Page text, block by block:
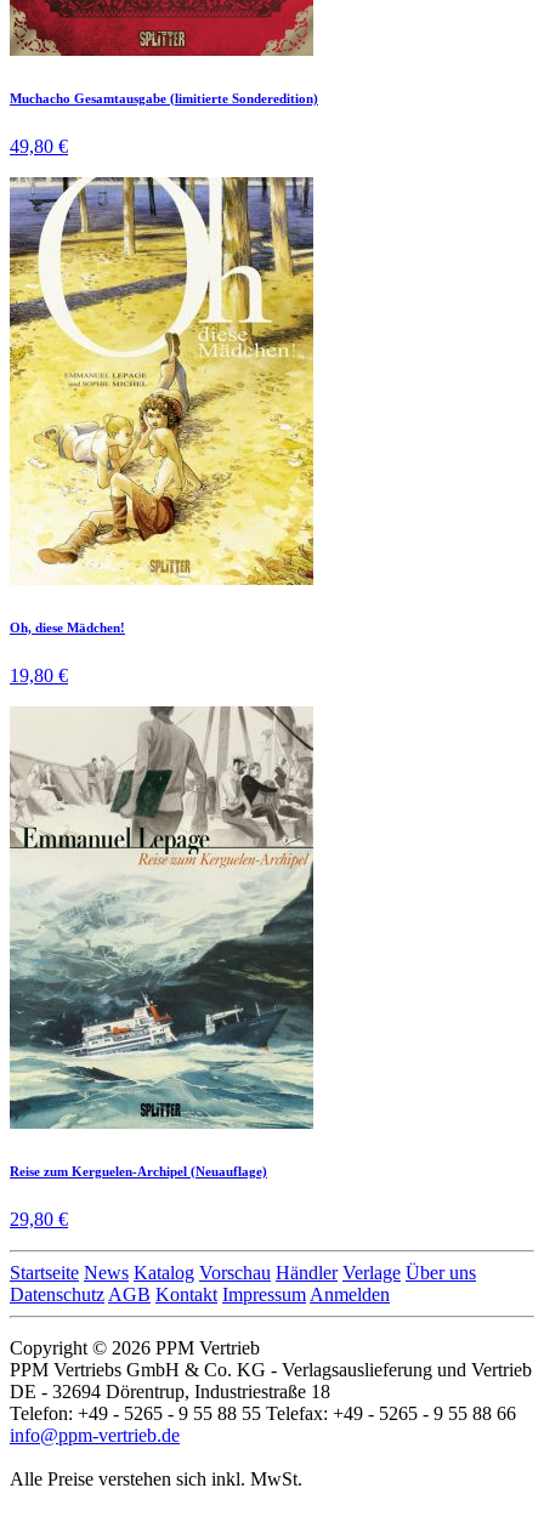
Muchacho Gesamtausgabe (limitierte Sonderedition)
49,80 €
Oh, diese Mädchen!
19,80 €
Reise zum Kerguelen-Archipel (Neuauflage)
29,80 €
Startseite News Katalog Vorschau Händler Verlage Über uns
Datenschutz AGB Kontakt Impressum Anmelden
Copyright © 2026 PPM Vertrieb
PPM Vertriebs GmbH & Co. KG - Verlagsauslieferung und Vertrieb
DE - 32694 Dörentrup, Industriestraße 18
Telefon: +49 - 5265 - 9 55 88 55 Telefax: +49 - 5265 - 9 55 88 66
info@ppm-vertrieb.de
Alle Preise verstehen sich inkl. MwSt.